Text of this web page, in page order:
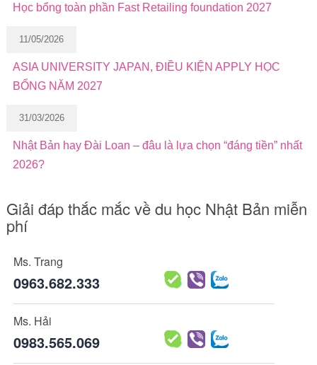
Học bổng toàn phần Fast Retailing foundation 2027
11/05/2026
ASIA UNIVERSITY JAPAN, ĐIỀU KIỆN APPLY HỌC
BỔNG NĂM 2027
31/03/2026
Nhật Bản hay Đài Loan – đâu là lựa chọn “đáng tiền” nhất
2026?
Giải đáp thắc mắc về du học Nhật Bản miễn
phí
Ms. Trang
0963.682.333
Ms. Hải
0983.565.069